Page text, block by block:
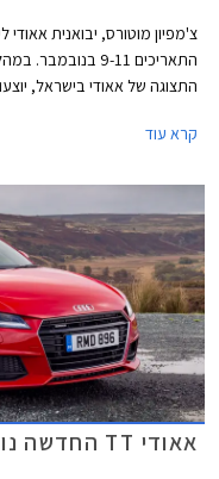
צ'מפיון מוטורס, יבואנית
התאריכים 9-11
התצוגה של אאודי בישראל,
קרא עוד
אאודי TT החדשה נוחתת בישראל